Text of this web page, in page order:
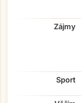
Zájmy
Sport